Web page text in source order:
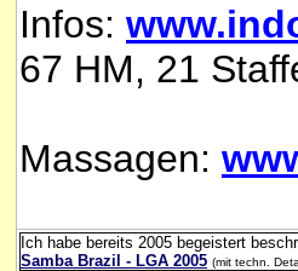
Infos:
67 HM, 21
Massagen:
Ich habe bereits 2005 begeistert
Samba Brazil - LGA 2005 (mit techn.